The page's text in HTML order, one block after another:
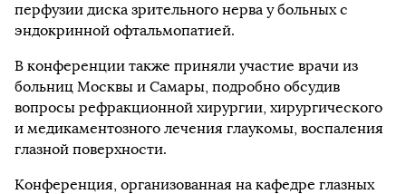
перфузии диска зрительного нерва у больных с
эндокринной офтальмопатией.
В конференции также приняли участие врачи из
больниц Москвы и Самары, подробно обсудив
вопросы рефракционной хирургии, хирургического
и медикаментозного лечения глаукомы, воспаления
глазной поверхности.
Конференция, организованная на кафедре глазных